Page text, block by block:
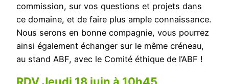
commission, sur vos questions et projets dans
ce domaine, et de faire plus ample connaissance.
Nous serons en bonne compagnie, vous pourrez
ainsi également échanger sur le même créneau,
au stand ABF, avec le Comité éthique de l’ABF !
RDV Jeudi 18 juin à 10h45